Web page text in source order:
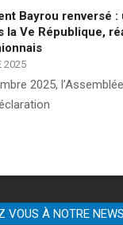
Bayrou renversé :
la Ve République,
2025
2025,
VOUS À NOTRE